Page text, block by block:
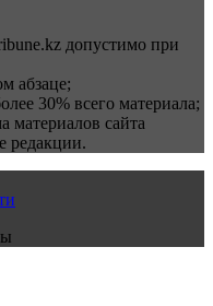
допустимо при
абзаце;
30% всего материала;
материалов сайта
редакции.